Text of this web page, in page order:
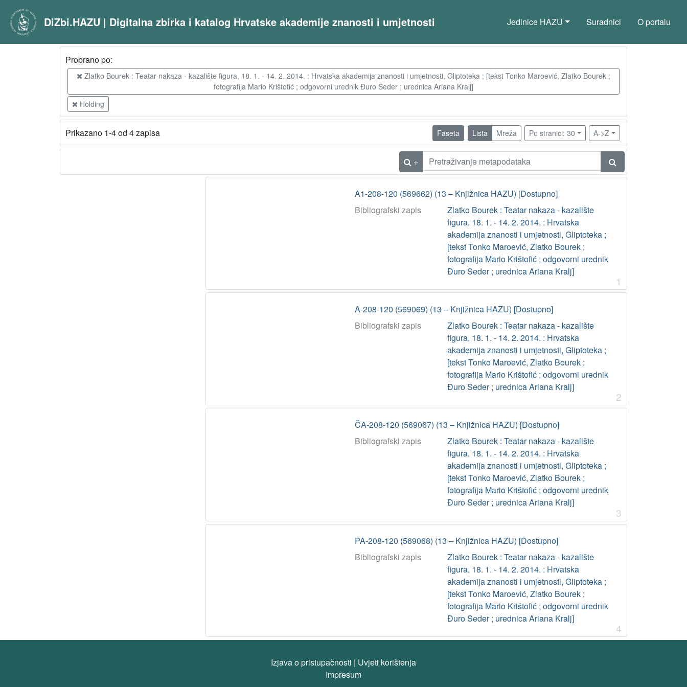
DiZbi.HAZU | Digitalna zbirka i katalog Hrvatske akademije znanosti i umjetnosti Jedinice HAZU Suradnici O portalu
Probrano po:
Zlatko Bourek : Teatar nakaza - kazalište figura, 18. 1. - 14. 2. 2014. : Hrvatska akademija znanosti i umjetnosti, Gliptoteka ; [tekst Tonko Maroević, Zlatko Bourek ;
fotografija Mario Krištofić ; odgovorni urednik Đuro Seder ; urednica Ariana Kralj]
Holding
Prikazano 1-4 od 4 zapisa Faseta Lista Mreža Po stranici: 30 A->Z
+
A1-208-120 (569662) (13 – Knjižnica HAZU) [Dostupno]
Bibliografski zapis
Zlatko Bourek : Teatar nakaza - kazalište
figura, 18. 1. - 14. 2. 2014. : Hrvatska
akademija znanosti i umjetnosti, Gliptoteka ;
[tekst Tonko Maroević, Zlatko Bourek ;
fotografija Mario Krištofić ; odgovorni urednik
Đuro Seder ; urednica Ariana Kralj]
1
A-208-120 (569069) (13 – Knjižnica HAZU) [Dostupno]
Bibliografski zapis
Zlatko Bourek : Teatar nakaza - kazalište
figura, 18. 1. - 14. 2. 2014. : Hrvatska
akademija znanosti i umjetnosti, Gliptoteka ;
[tekst Tonko Maroević, Zlatko Bourek ;
fotografija Mario Krištofić ; odgovorni urednik
Đuro Seder ; urednica Ariana Kralj]
2
ČA-208-120 (569067) (13 – Knjižnica HAZU) [Dostupno]
Bibliografski zapis
Zlatko Bourek : Teatar nakaza - kazalište
figura, 18. 1. - 14. 2. 2014. : Hrvatska
akademija znanosti i umjetnosti, Gliptoteka ;
[tekst Tonko Maroević, Zlatko Bourek ;
fotografija Mario Krištofić ; odgovorni urednik
Đuro Seder ; urednica Ariana Kralj]
3
PA-208-120 (569068) (13 – Knjižnica HAZU) [Dostupno]
Bibliografski zapis
Zlatko Bourek : Teatar nakaza - kazalište
figura, 18. 1. - 14. 2. 2014. : Hrvatska
akademija znanosti i umjetnosti, Gliptoteka ;
[tekst Tonko Maroević, Zlatko Bourek ;
fotografija Mario Krištofić ; odgovorni urednik
Đuro Seder ; urednica Ariana Kralj]
4
Izjava o pristupačnosti | Uvjeti korištenja
Impresum